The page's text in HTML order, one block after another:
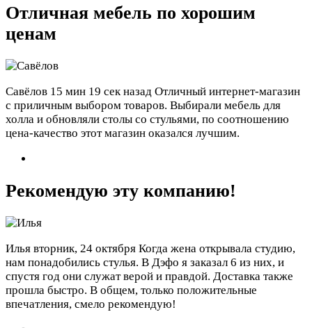
Отличная мебель по хорошим
ценам
Савёлов 15 мин 19 сек назад Отличный интернет-магазин
с приличным выбором товаров. Выбирали мебель для
холла и обновляли столы со стульями, по соотношению
цена-качество этот магазин оказался лучшим.
Рекомендую эту компанию!
Илья вторник, 24 октября Когда жена открывала студию,
нам понадобились стулья. В Дэфо я заказал 6 из них, и
спустя год они служат верой и правдой. Доставка также
прошла быстро. В общем, только положительные
впечатления, смело рекомендую!